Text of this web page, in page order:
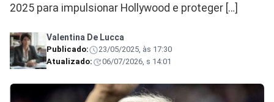
2025 para impulsionar Hollywood e proteger […]
Valentina De Lucca
Publicado:
23/05/2025, às 17:30
Atualizado:
06/07/2026, s 14:01